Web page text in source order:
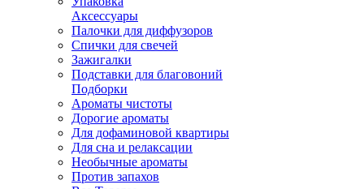
Аксессуары
Палочки для диффузоров
Спички для свечей
Зажигалки
Подставки для благовоний
Подборки
Ароматы чистоты
Дорогие ароматы
Для дофаминовой квартиры
Для сна и релаксации
Необычные ароматы
Против запахов